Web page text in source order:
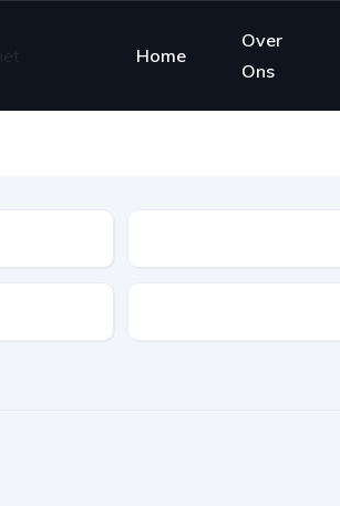
Home
Over
Ons